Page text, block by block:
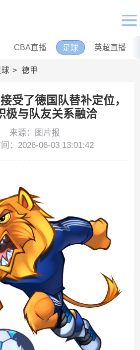
CBA直播 足球 英超直播
球 德甲
受了德国队替补定位，
极与队友关系融洽
来源：图片报
：2026-06-03 13:01:42